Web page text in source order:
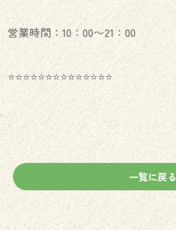
営業時間：10：00〜21：00
⭐️⭐️⭐️⭐️⭐️⭐️⭐️⭐️⭐️⭐️⭐️⭐️⭐️⭐️
一覧に戻る